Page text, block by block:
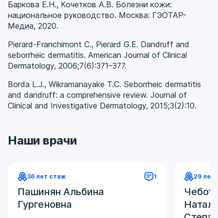
процесс со временем становится более
стойким и труднее поддается контролю.
Баркова Е.Н., Кочетков А.В. Болезни кожи:
национальное руководство. Москва: ГЭОТАР-
Медиа, 2020.
Pierard-Franchimont C., Pierard G.E. Dandruff and
seborrheic dermatitis. American Journal of Clinical
Dermatology, 2006;7(6):371–377.
Borda L.J., Wikramanayake T.C. Seborrheic dermatitis
and dandruff: a comprehensive review. Journal of
Clinical and Investigative Dermatology, 2015;3(2):10.
Наши врачи
36 лет стаж 1
Пашинян Альбина
Гургеновна
29 лет